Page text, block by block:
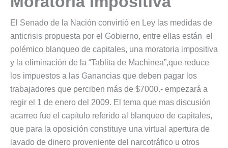
El Senado de la Nación convirtió en Ley las medidas de
anticrisis propuesta por el Gobierno, entre ellas están el
polémico blanqueo de capitales, una moratoria impositiva
y la eliminación de la “Tablita de Machinea”,que reduce
los impuestos a las Ganancias que deben pagar los
trabajadores que perciben más de $7000.- empezará a
regir el 1 de enero del 2009. El tema que mas discusión
acarreo fue el capítulo referido al blanqueo de capitales,
que para la oposición constituye una virtual apertura de
lavado de dinero proveniente del narcotráfico u otros